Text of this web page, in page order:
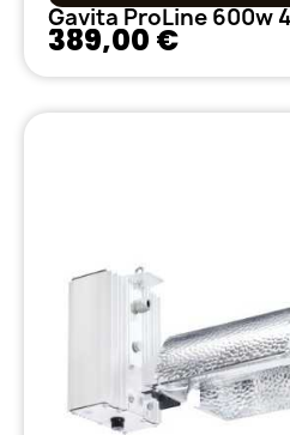
Gavita ProLine 600w
389,00 €